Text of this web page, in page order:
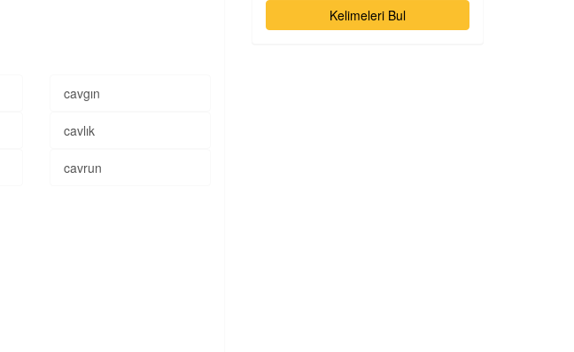
cavgın
cavlık
cavrun
Kelimeleri Bul